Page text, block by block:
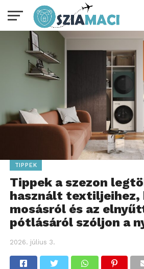
TIPPEK
Tippek a szezon
használt textiljeihez,
mosásról és az
pótlásáról szóljon a
2026. július 3.